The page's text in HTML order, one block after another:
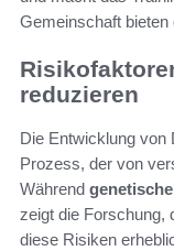
Gemeinschaft bieten
reduzieren
Die Entwicklung von
Prozess, der von
Während
zeigt die Forschung,
diese Risiken